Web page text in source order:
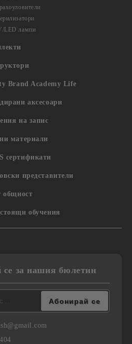
LED лампи
Brand Academy Life
аксесоари
на запис
материали
сертификати
представители
общност
обучения
се за нашия бюлетин